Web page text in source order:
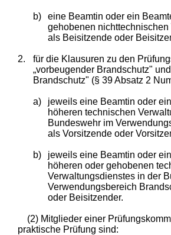
b)
eine Beamtin oder ein
gehobenen
als Beisitzende oder
2.
für die Klausuren zu den
„vorbeugender Brandschutz"
Brandschutz" (§ 39 Absatz 2
a)
jeweils eine Beamtin oder
höheren technischen
Bundeswehr im
als Vorsitzende oder
b)
jeweils eine Beamtin oder
höheren oder gehobenen
Verwaltungsdienstes in der
Verwendungsbereich
oder Beisitzender.
(2) Mitglieder einer
praktische Prüfung sind: